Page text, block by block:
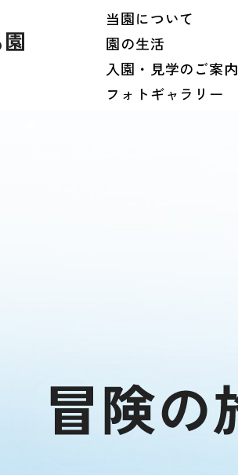
当園について
園の生活
入園・見学のご案内
フォトギャラリー